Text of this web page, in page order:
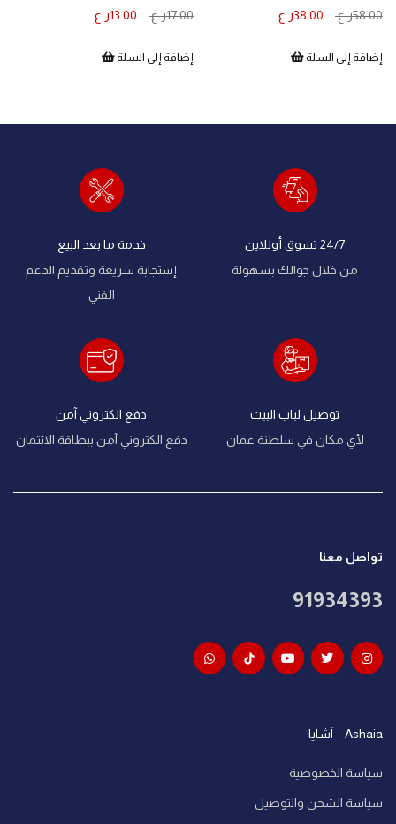
58.00ر.ع. 38.00ر.ع.
إضافة إلى السلة
17.00ر.ع. 13.00ر.ع.
إضافة إلى السلة
24/7 تسوق أونلاين
من خلال جوالك بسهولة
خدمة ما بعد البيع
إستجابة سريعة وتقديم الدعم
الفني
توصيل لباب البيت
لأي مكان في سلطنة عمان
دفع الكتروني آمن
دفع الكتروني آمن ببطاقة الائتمان
تواصل معنا
91934393
Ashaia – آشايا
سياسة الخصوصية
سياسة الشحن والتوصيل